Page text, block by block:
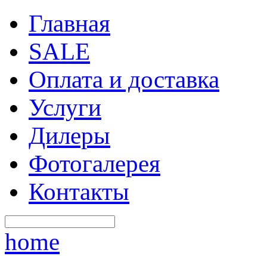
Главная
SALE
Оплата и доставка
Услуги
Дилеры
Фотогалерея
Контакты
home